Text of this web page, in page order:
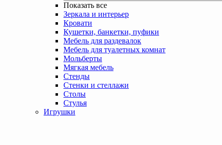
Показать все
Зеркала и интерьер
Кровати
Кушетки, банкетки, пуфики
Мебель для раздевалок
Мебель для туалетных комнат
Мольберты
Мягкая мебель
Стенды
Стенки и стеллажи
Столы
Стулья
Игрушки